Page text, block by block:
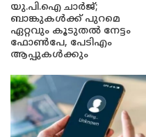
യു.പി.ഐ ചാർജ്;
ബാങ്കുകൾക്ക് പുറമെ
ഏറ്റവും കൂടുതൽ നേട്ടം
ഫോൺപേ, പേടിഎം
ആപ്പുകൾക്കും